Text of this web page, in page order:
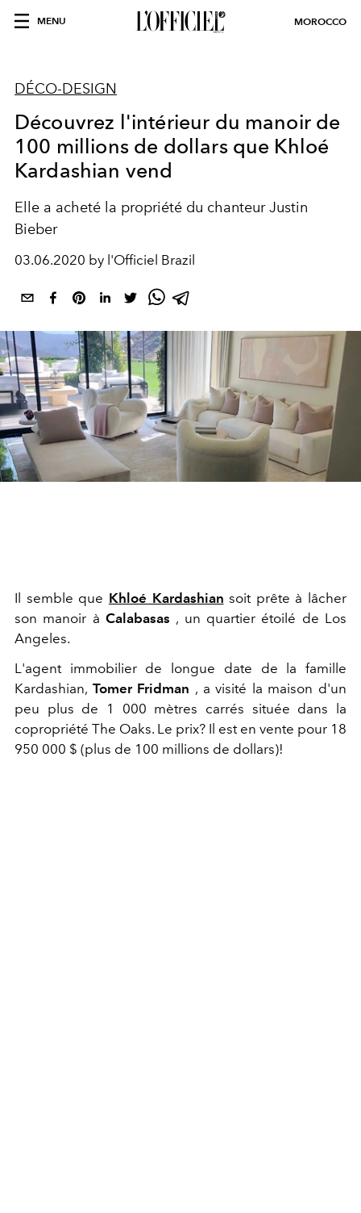
MENU MOROCCO
DÉCO-DESIGN
Découvrez l'intérieur du manoir de
100 millions de dollars que Khloé
Kardashian vend
Elle a acheté la propriété du chanteur Justin
Bieber
03.06.2020 by l'Officiel Brazil
Il semble que Khloé Kardashian soit prête à lâcher
son manoir à Calabasas , un quartier étoilé de Los
Angeles.
L'agent immobilier de longue date de la famille
Kardashian, Tomer Fridman , a visité la maison d'un
peu plus de 1 000 mètres carrés située dans la
copropriété The Oaks. Le prix? Il est en vente pour 18
950 000 $ (plus de 100 millions de dollars)!